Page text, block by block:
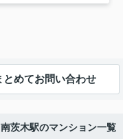
とめてお問い合わせ
茨木駅のマンション一覧